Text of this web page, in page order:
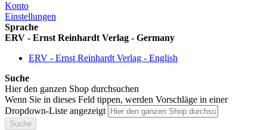
Konto
Einstellungen
Sprache
ERV - Ernst Reinhardt Verlag - Germany
ERV - Ernst Reinhardt Verlag - English
Suche
Hier den ganzen Shop durchsuchen
Wenn Sie in dieses Feld tippen, werden Vorschläge in einer
Dropdown-Liste angezeigt
Suche